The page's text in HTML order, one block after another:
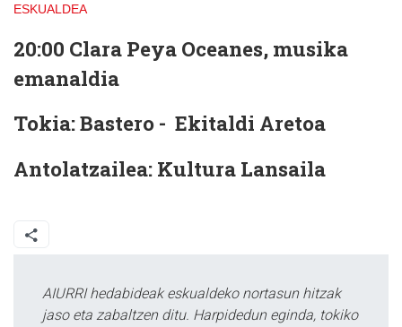
ESKUALDEA
20:00 Clara Peya Oceanes, musika
emanaldia
Tokia:Bastero - Ekitaldi Aretoa
Antolatzailea: Kultura Lansaila
AIURRI hedabideak eskualdeko nortasun hitzak
jaso eta zabaltzen ditu. Harpidedun eginda, tokiko